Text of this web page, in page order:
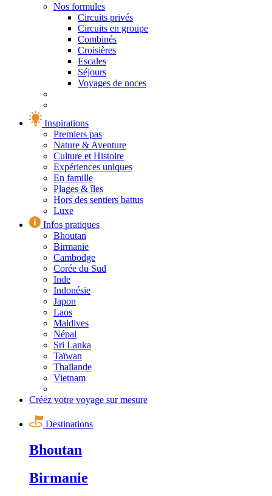
Nos formules
Circuits privés
Circuits en groupe
Combinés
Croisières
Escales
Séjours
Voyages de noces
Inspirations
Premiers pas
Nature & Aventure
Culture et Histoire
Expériences uniques
En famille
Plages & îles
Hors des sentiers battus
Luxe
Infos pratiques
Bhoutan
Birmanie
Cambodge
Corée du Sud
Inde
Indonésie
Japon
Laos
Maldives
Népal
Sri Lanka
Taïwan
Thaïlande
Vietnam
Créez votre voyage sur mesure
Destinations
Bhoutan
Birmanie